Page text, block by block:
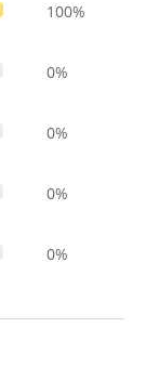
100%
0%
0%
0%
0%